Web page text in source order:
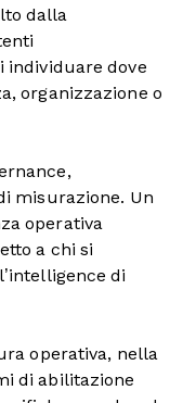
dalla
individuare dove
organizzazione o
misurazione. Un
operativa
a chi si
di
operativa, nella
di abilitazione